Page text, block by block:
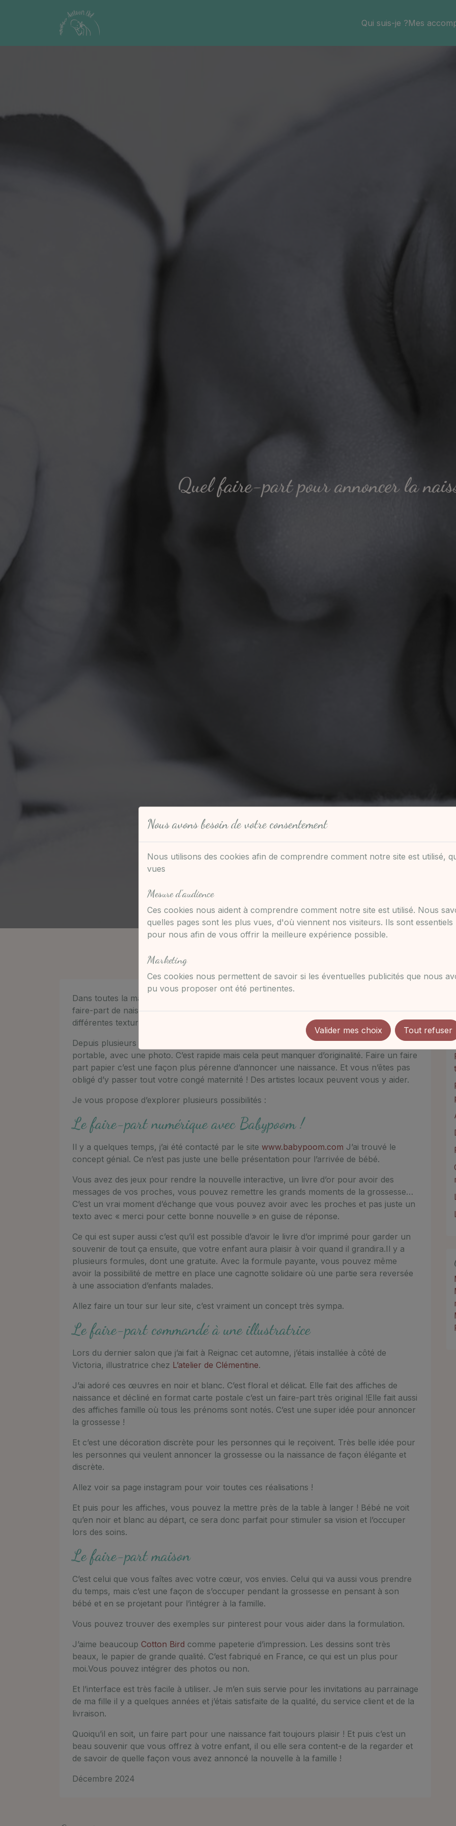
Qui suis-je ?Mes
Quel faire-part pour annoncer la
Dans toutes la maternités et cabinets de sage-femmes nous voyons pleins de différents
faire-part de naissance. Différents formats, souvent avec une photo, papiers de
différentes textures…
Depuis plusieurs années, le faire part est remplacé par un message sur le téléphone
portable, avec une photo. C’est rapide mais cela peut manquer d’originalité. Faire un faire
part papier c’est une façon plus pérenne d’annoncer une naissance. Et vous n’êtes pas
obligé d’y passer tout votre congé maternité ! Des artistes locaux peuvent vous y aider.
Je vous propose d’explorer plusieurs possibilités :
Le faire-part numérique avec Babypoom !
Il y a quelques temps, j’ai été contacté par le site www.babypoom.com J’ai trouvé le
concept génial. Ce n’est pas juste une belle présentation pour l’arrivée de bébé.
Vous avez des jeux pour rendre la nouvelle interactive, un livre d’or pour avoir des
messages de vos proches, vous pouvez remettre les grands moments de la grossesse…
C’est un vrai moment d’échange que vous pouvez avoir avec les proches et pas juste un
texto avec « merci pour cette bonne nouvelle » en guise de réponse.
Ce qui est super aussi c’est qu’il est possible d’avoir le livre d’or imprimé pour garder un
souvenir de tout ça ensuite, que votre enfant aura plaisir à voir quand il grandira.Il y a
plusieurs formules, dont une gratuite. Avec la formule payante, vous pouvez même
avoir la possibilité de mettre en place une cagnotte solidaire où une partie sera reversée
à une association d’enfants malades.
Allez faire un tour sur leur site, c’est vraiment un concept très sympa.
Le faire-part commandé à une illustratrice
Lors du dernier salon que j’ai fait à Reignac cet automne, j’étais installée à côté de
Victoria, illustratrice chez L’atelier de Clémentine.
J’ai adoré ces œuvres en noir et blanc. C’est floral et délicat. Elle fait des affiches de
naissance et décliné en format carte postale c’est un faire-part très original !Elle fait aussi
des affiches famille où tous les prénoms sont notés. C’est une super idée pour annoncer
la grossesse !
Et c’est une décoration discrète pour les personnes qui le reçoivent. Très belle idée pour
les personnes qui veulent annoncer la grossesse ou la naissance de façon élégante et
discrète.
Allez voir sa page instagram pour voir toutes ces réalisations !
Et puis pour les affiches, vous pouvez la mettre près de la table à langer ! Bébé ne voit
qu’en noir et blanc au départ, ce sera donc parfait pour stimuler sa vision et l’occuper
lors des soins.
Le faire-part maison
C’est celui que vous faîtes avec votre cœur, vos envies. Celui qui va aussi vous prendre
du temps, mais c’est une façon de s’occuper pendant la grossesse en pensant à son
bébé et en se projetant pour l’intégrer à la famille.
Vous pouvez trouver des exemples sur pinterest pour vous aider dans la formulation.
J’aime beaucoup Cotton Bird comme papeterie d’impression. Les dessins sont très
beaux, le papier de grande qualité. C’est fabriqué en France, ce qui est un plus pour
moi.Vous pouvez intégrer des photos ou non.
Et l’interface est très facile à utiliser. Je m’en suis servie pour les invitations au parrainage
de ma fille il y a quelques années et j’étais satisfaite de la qualité, du service client et de la
livraison.
Quoiqu’il en soit, un faire part pour une naissance fait toujours plaisir ! Et puis c’est un
beau souvenir que vous offrez à votre enfant, il ou elle sera content-e de la regarder et
de savoir de quelle façon vous avez annoncé la nouvelle à la famille !
Décembre 2024
Nous avons besoin de votre consentement
Nous utilisons des cookies afin de comprendre comment notre site est utilisé,
vues
Mesure d'audience
Ces cookies nous aident à comprendre comment notre site est utilisé. Nous
quelles pages sont les plus vues, d'où viennent nos visiteurs. Ils sont essentiels
pour nous afin de vous offrir la meilleure expérience possible.
Marketing
Ces cookies nous permettent de savoir si les éventuelles publicités que nous
pu vous proposer ont été pertinentes.
Valider mes choix Tout refuser